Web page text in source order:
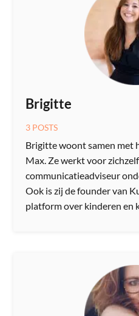
Brigitte
3 POSTS
Brigitte woont samen met
Max. Ze werkt voor
communicatieadviseur
Ook is zij de founder van
platform over kinderen​ en